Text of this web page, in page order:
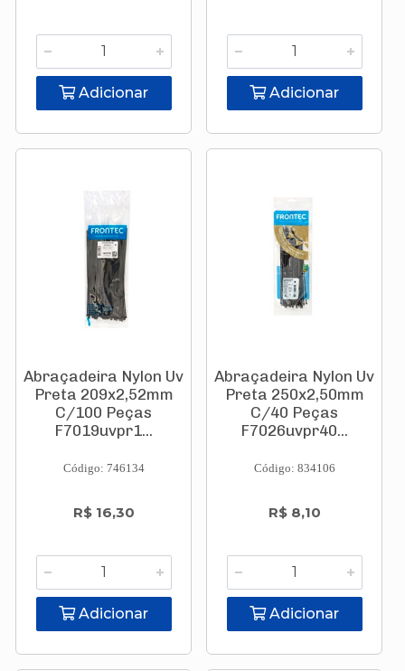
Adicionar Adicionar
Abraçadeira Nylon Uv
Preta 209x2,52mm
C/100 Peças
F7019uvpr1...
Código: 746134
R$ 16,30
Adicionar
Abraçadeira Nylon Uv
Preta 250x2,50mm
C/40 Peças
F7026uvpr40...
Código: 834106
R$ 8,10
Adicionar